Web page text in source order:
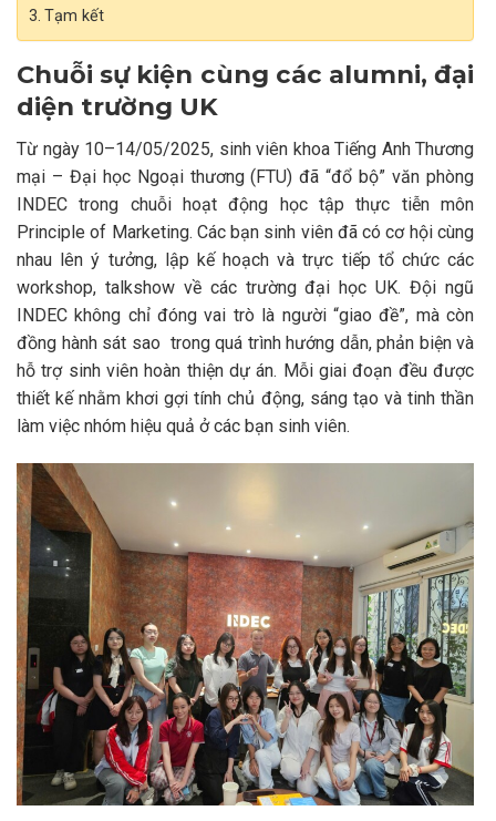
Tạm kết
Chuỗi sự kiện cùng các alumni, đại
diện trường UK
Từ ngày 10–14/05/2025, sinh viên khoa Tiếng Anh Thương
mại – Đại học Ngoại thương (FTU) đã “đổ bộ” văn phòng
INDEC trong chuỗi hoạt động học tập thực tiễn môn
Principle of Marketing. Các bạn sinh viên đã có cơ hội cùng
nhau lên ý tưởng, lập kế hoạch và trực tiếp tổ chức các
workshop, talkshow về các trường đại học UK. Đội ngũ
INDEC không chỉ đóng vai trò là người “giao đề”, mà còn
đồng hành sát sao trong quá trình hướng dẫn, phản biện và
hỗ trợ sinh viên hoàn thiện dự án. Mỗi giai đoạn đều được
thiết kế nhằm khơi gợi tính chủ động, sáng tạo và tinh thần
làm việc nhóm hiệu quả ở các bạn sinh viên.